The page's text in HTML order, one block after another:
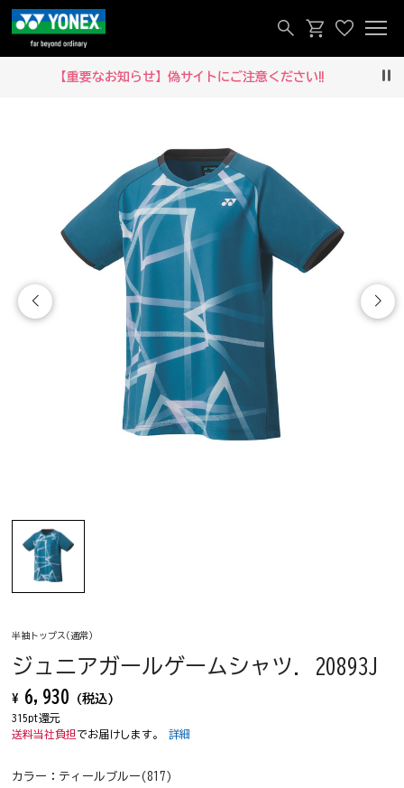
【重要なお知らせ】偽サイトにご注意ください‼
半袖トップス(通常)
ジュニアガールゲームシャツ. 20893J
¥ 6,930 (税込)
315pt還元
送料当社負担 でお届けします。詳細
カラー： ティールブルー(817)